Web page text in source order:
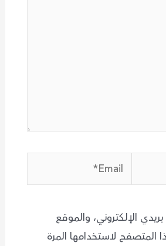
Email*
الإلكتروني، والموقع
المتصفح لاستخدامها المرة